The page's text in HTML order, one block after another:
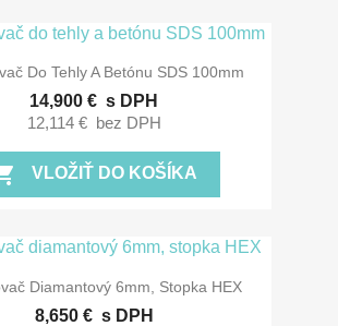
Do Tehly A Betónu SDS 100mm
14,900 € s DPH
12,114 € bez DPH
VLOŽIŤ DO KOŠÍKA
Diamantový 6mm, Stopka HEX
8,650 € s DPH